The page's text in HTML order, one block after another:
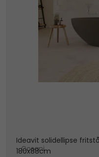
Ideavit solidellipse
180x88cm
Cosani